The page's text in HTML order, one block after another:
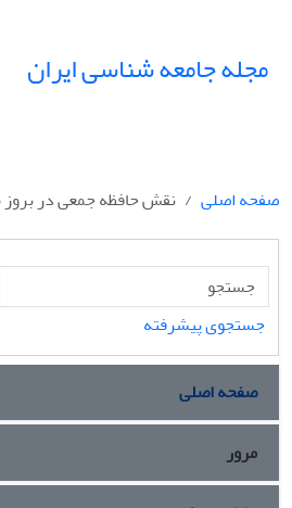
مجله جامعه شناسی ایران
صفحه اصلی نقش حافظه جمعى در بروز
جستجوی پیشرفته
صفحه اصلی
مرور